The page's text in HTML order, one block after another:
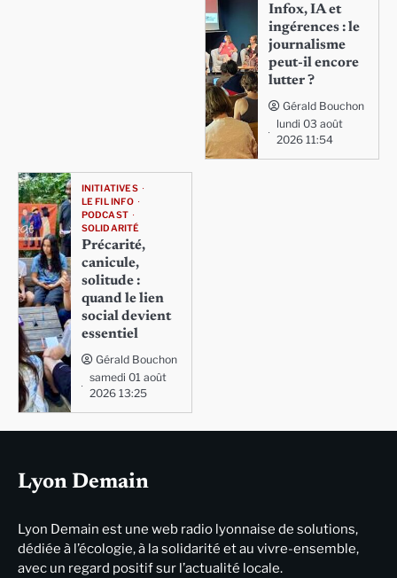
Infox, IA et
ingérences : le
journalisme
peut-il encore
lutter ?
Gérald Bouchon
lundi 03 août
2026 11:54
INITIATIVES
LE FIL INFO
PODCAST
SOLIDARITÉ
Précarité,
canicule,
solitude :
quand le lien
social devient
essentiel
Gérald Bouchon
samedi 01 août
2026 13:25
Lyon Demain
Lyon Demain est une web radio lyonnaise de solutions,
dédiée à l’écologie, à la solidarité et au vivre-ensemble,
avec un regard positif sur l’actualité locale.